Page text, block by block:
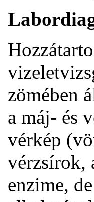
zömében
a máj- és
vérkép
vérzsírok,
enzime,